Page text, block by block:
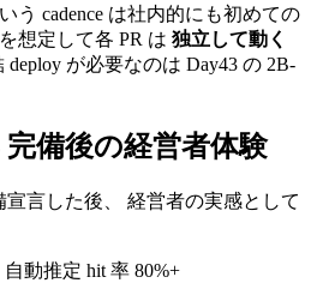
う cadence は社内的にも初めての
想定して各 PR は 独立して動く
が必要なのは Day43 の 2B-
完備後の経営者体験
宣言した後、 経営者の実感として
動推定 hit 率 80%+